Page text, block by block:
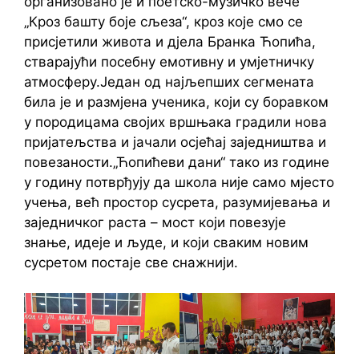
„Кроз башту боје сљеза“, кроз које смо се
присјетили живота и дјела Бранка Ћопића,
стварајући посебну емотивну и умјетничку
атмосферу.Један од најљепших сегмената
била је и размјена ученика, који су боравком
у породицама својих вршњака градили нова
пријатељства и јачали осјећај заједништва и
повезаности.„Ћопићеви дани“ тако из године
у годину потврђују да школа није само мјесто
учења, већ простор сусрета, разумијевања и
заједничког раста – мост који повезује
знање, идеје и људе, и који сваким новим
сусретом постаје све снажнији.